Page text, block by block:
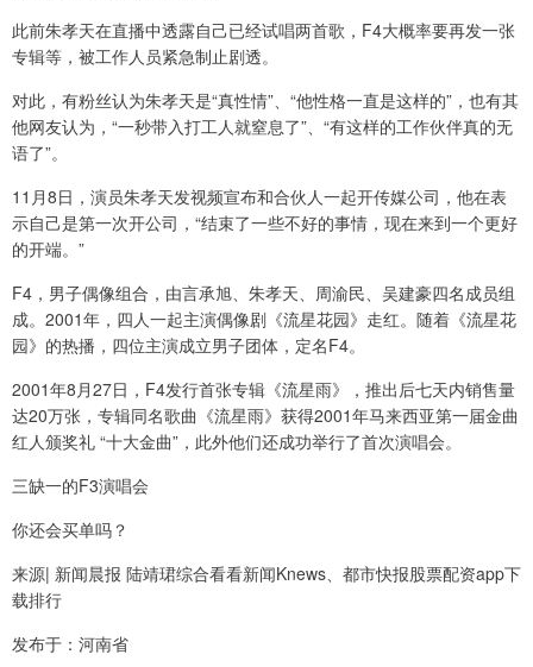
此前朱孝天在直播中透露自己已经试唱两首歌，F4大概率要再发一张
专辑等，被工作人员紧急制止剧透。
对此，有粉丝认为朱孝天是“真性情”、“他性格一直是这样的”，也有其
他网友认为，“一秒带入打工人就窒息了”、“有这样的工作伙伴真的无
语了”。
11月8日，演员朱孝天发视频宣布和合伙人一起开传媒公司，他在表
示自己是第一次开公司，“结束了一些不好的事情，现在来到一个更好
的开端。”
F4，男子偶像组合，由言承旭、朱孝天、周渝民、吴建豪四名成员组
成。2001年，四人一起主演偶像剧《流星花园》走红。随着《流星花
园》的热播，四位主演成立男子团体，定名F4。
2001年8月27日，F4发行首张专辑《流星雨》，推出后七天内销售量
达20万张，专辑同名歌曲《流星雨》获得2001年马来西亚第一届金曲
红人颁奖礼 “十大金曲”，此外他们还成功举行了首次演唱会。
三缺一的F3演唱会
你还会买单吗？
来源| 新闻晨报 陆靖珺综合看看新闻Knews、都市快报股票配资app下
载排行
发布于：河南省